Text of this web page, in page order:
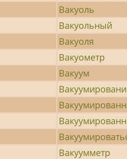
Вакуоль
Вакуольный
Вакуоля
Вакуометр
Вакуум
Вакуумметр